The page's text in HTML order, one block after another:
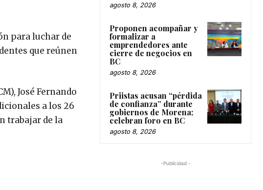
para luchar de
que reúnen
José Fernando
a los 26
trabajar de la
agosto 8, 2026
Proponen acompañar y
formalizar a
emprendedores ante
cierre de negocios en
BC
agosto 8, 2026
Priistas acusan “pérdida
de confianza” durante
gobiernos de Morena;
celebran foro en BC
agosto 8, 2026
-Publicidad -